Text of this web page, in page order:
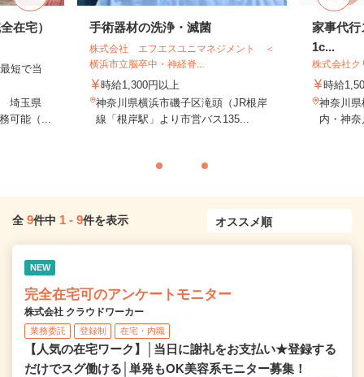
在宅）
短で当
埼玉県
可能（...
手術器材の洗浄・滅菌
株式会社 エフエスユニマネジメント ＜
横浜市立脳卒中・神経脊...
時給1,300円以上
神奈川県横浜市磯子区滝頭（JR根岸
線「根岸駅」より市営バス135...
家事代行
1c...
株式会社
時給
神奈川
内・神
全 9件中 1 - 9件を表示
NEW
完全在宅可のアンケートモニター
株式会社 クラウドワーカー
業務委託 登録制 在宅・内職
【人気の在宅ワーク】│当日に謝礼をお支払い★登録する
だけでスグ働ける│単発もOK美容系モニター募集！